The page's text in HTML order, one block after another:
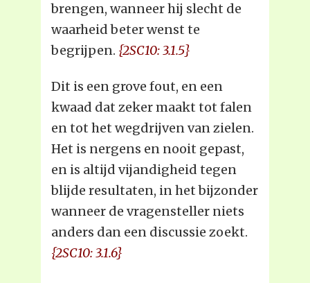
brengen, wanneer hij slecht de
waarheid beter wenst te
begrijpen. {2SC10: 3.1.5}
Dit is een grove fout, en een
kwaad dat zeker maakt tot falen
en tot het wegdrijven van zielen.
Het is nergens en nooit gepast,
en is altijd vijandigheid tegen
blijde resultaten, in het bijzonder
wanneer de vragensteller niets
anders dan een discussie zoekt.
{2SC10: 3.1.6}